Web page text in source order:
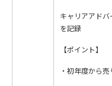
キャリアアド
を記録
【ポイント】
・初年度から